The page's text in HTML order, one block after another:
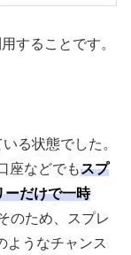
することです。
る状態でした。
座などでもスプ
ーだけで一時
のため、スプレ
ようなチャンス